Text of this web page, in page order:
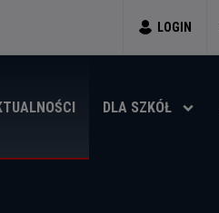
LOGIN
DLA SZKÓŁ